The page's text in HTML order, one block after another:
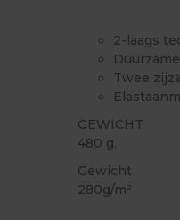
2-laags
Twee
GEWICHT
480 g.
Gewicht
280g/m²